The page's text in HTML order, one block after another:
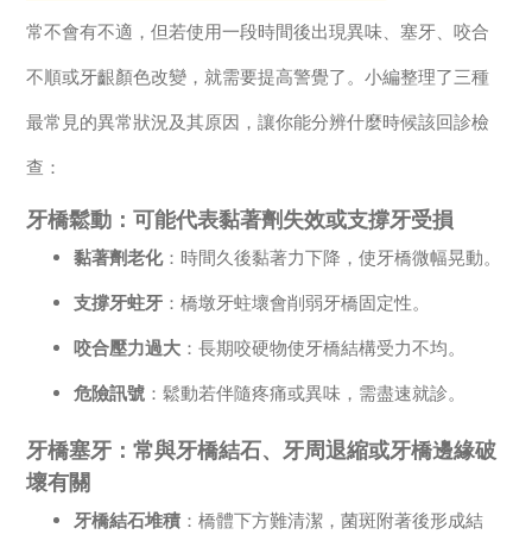
常不會有不適，但若使用一段時間後出現異味、塞牙、咬合
不順或牙齦顏色改變，就需要提高警覺了。小編整理了三種
最常見的異常狀況及其原因，讓你能分辨什麼時候該回診檢
查：
牙橋鬆動：可能代表黏著劑失效或支撐牙受損
黏著劑老化：時間久後黏著力下降，使牙橋微幅晃動。
支撐牙蛀牙 ：橋墩牙蛀壞會削弱牙橋固定性。
咬合壓力過大 ：長期咬硬物使牙橋結構受力不均。
危險訊號 ：鬆動若伴隨疼痛或異味，需盡速就診。
牙橋塞牙：常與牙橋結石、牙周退縮或牙橋邊緣破
壞有關
牙橋結石堆積 ：橋體下方難清潔，菌斑附著後形成結